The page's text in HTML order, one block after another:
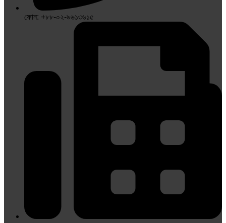
ফোন: +৮৮-০২-৯৬১৩৬১৫